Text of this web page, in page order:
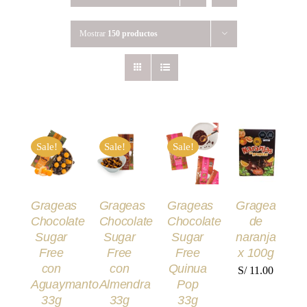
Mostrar 150 productos
Sale!
AL
CARRITO
/
Grageas
Chocolate
Sugar
Free
con
Aguaymanto
33g
Sale!
AL
CARRITO
/
Grageas
Chocolate
Sugar
Free
con
Almendra
33g
Sale!
AÑADIR
AL
CARRITO
/
DETALLES
Grageas
Chocolate
Sugar
Free
Quinua
Pop
33g
AL
CARRITO
/
Gragea
de
naranja
x 100g
S/11.00